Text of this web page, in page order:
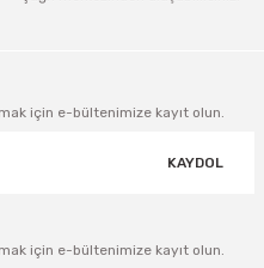
için e-bültenimize kayıt olun.
KAYDOL
için e-bültenimize kayıt olun.